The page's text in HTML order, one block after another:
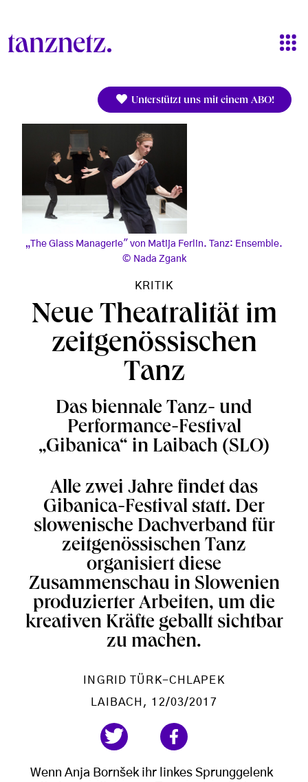
Unterstützt uns mit einem ABO!
„The Glass Managerie" von Matija Ferlin. Tanz: Ensemble.
Nada Zgank
KRITIK
Neue Theatralität im
zeitgenössischen
Tanz
Das biennale Tanz- und
Performance-Festival
„Gibanica“ in Laibach (SLO)
Alle zwei Jahre findet das
Gibanica-Festival statt. Der
slowenische Dachverband für
zeitgenössischen Tanz
organisiert diese
Zusammenschau in Slowenien
produzierter Arbeiten, um die
kreativen Kräfte geballt sichtbar
zu machen.
INGRID TÜRK-CHLAPEK
LAIBACH , 12/03/2017
Wenn Anja Bornšek ihr linkes Sprunggelenk